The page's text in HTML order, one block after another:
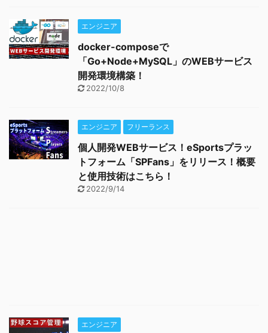
エンジニア
docker-composeで
「Go+Node+MySQL」のWEBサービス
開発環境構築！
2022/10/8
エンジニア フリーランス
個人開発WEBサービス！eSportsプラッ
トフォーム「SPFans」をリリース！概要
と使用技術はこちら！
2022/9/14
エンジニア